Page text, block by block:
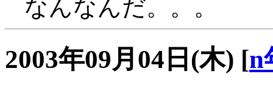
なんなんだ。。。
2003年09月04日(木) [n